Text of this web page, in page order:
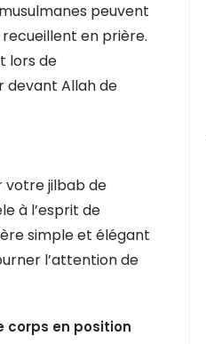
peuvent
en prière.
lors de
devant Allah de
votre jilbab de
à l’esprit de
simple et élégant
l’attention de
corps en position